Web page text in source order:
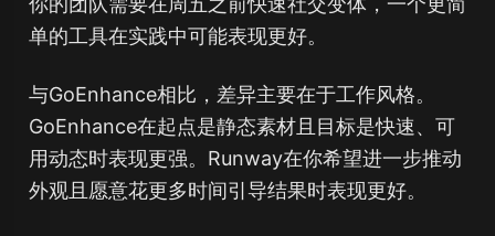
单的工具在实践中可能表现更好。
与GoEnhance相比，差异主要在于工作风格。
GoEnhance在起点是静态素材且目标是快速、可
用动态时表现更强。Runway在你希望进一步推动
外观且愿意花更多时间引导结果时表现更好。